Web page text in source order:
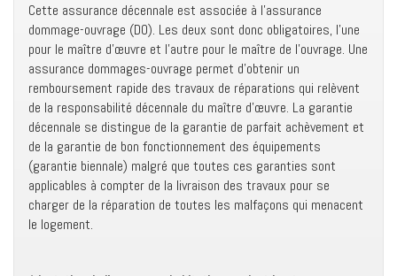
Cette assurance décennale est associée à l’assurance
dommage-ouvrage (DO). Les deux sont donc obligatoires, l’une
pour le maître d’œuvre et l’autre pour le maître de l’ouvrage. Une
assurance dommages-ouvrage permet d’obtenir un
remboursement rapide des travaux de réparations qui relèvent
de la responsabilité décennale du maître d’œuvre. La garantie
décennale se distingue de la garantie de parfait achèvement et
de la garantie de bon fonctionnement des équipements
(garantie biennale) malgré que toutes ces garanties sont
applicables à compter de la livraison des travaux pour se
charger de la réparation de toutes les malfaçons qui menacent
le logement.